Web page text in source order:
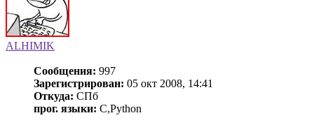
ALHIMIK
Сообщения: 997
Зарегистрирован: 05 окт 2008, 14:41
Откуда: СПб
прог. языки: C,Python